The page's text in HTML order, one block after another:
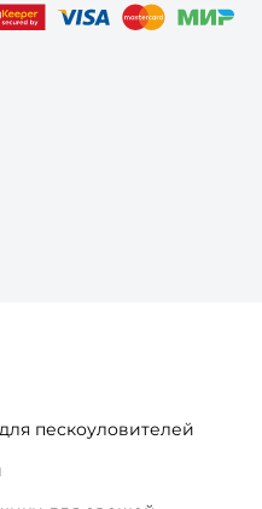
пескоуловителей